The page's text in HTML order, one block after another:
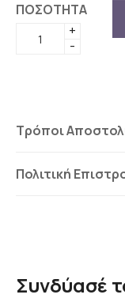
ΠΟΣΟΤΗΤΑ
+
-
Τρόποι
Πολιτική
Συνδύασέ